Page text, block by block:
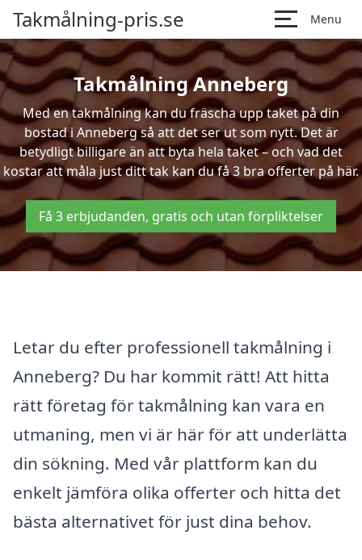
Takmålning-pris.se Menu
Takmålning Anneberg
Med en takmålning kan du fräscha upp taket på din
bostad i Anneberg så att det ser ut som nytt. Det är
betydligt billigare än att byta hela taket – och vad det
kostar att måla just ditt tak kan du få 3 bra offerter på här.
Få 3 erbjudanden, gratis och utan förpliktelser
Letar du efter professionell takmålning i
Anneberg? Du har kommit rätt! Att hitta
rätt företag för takmålning kan vara en
utmaning, men vi är här för att underlätta
din sökning. Med vår plattform kan du
enkelt jämföra olika offerter och hitta det
bästa alternativet för just dina behov.